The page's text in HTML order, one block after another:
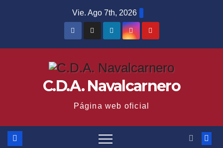
Vie. Ago 7th, 2026
C.D.A. Navalcarnero
Página web oficial